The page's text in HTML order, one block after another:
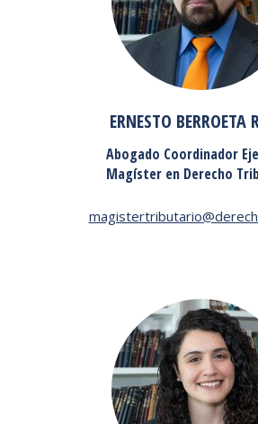
ERNESTO BERROETA
Abogado Coordinador
Magíster en Derecho